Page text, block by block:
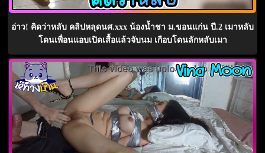
อ่าว! คิดว่าหลับ คลิปหลุดนศ.xxx น้องน้ำชา ม.ขอนแก่น ปี.2 เมาหลับ
โดนเพื่อนแอบเปิดเสื้อแล้วจับนม เกือบโดนลักหลับเมา